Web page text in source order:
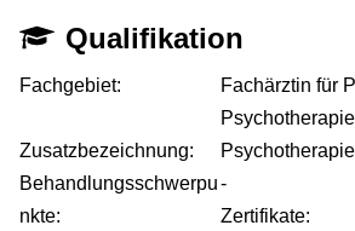
Qualifikation
Fachgebiet:
Fachärztin für
Psychotherapie
Zusatzbezeichnung:
Psychotherapie
Behandlungsschwerpu
nkte:
-
Zertifikate: